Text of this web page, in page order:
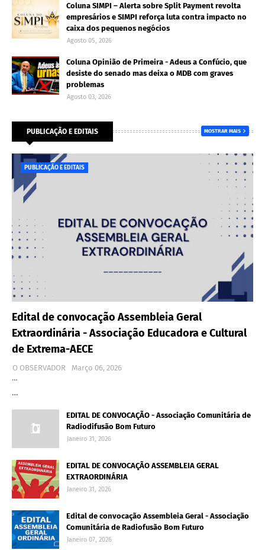
Coluna SIMPI – Alerta sobre Split Payment revolta
empresários e SIMPI reforça luta contra impacto no
caixa dos pequenos negócios
Agosto 05, 2026
Coluna Opinião de Primeira - Adeus a Confúcio, que
desiste do senado mas deixa o MDB com graves
problemas
Agosto 03, 2026
PUBLICAÇÃO E EDITAIS MOSTRAR MAIS
PUBLICAÇÃO E EDITAIS
Edital de convocação Assembleia Geral
Extraordinária - Associação Educadora e Cultural
de Extrema-AECE
O OBSERVADOR
Março 06, 2026
…
…
EDITAL DE CONVOCAÇÃO - Associação Comunitária de
Radiodifusão Bom Futuro
Janeiro 31, 2026
EDITAL DE CONVOCAÇÃO ASSEMBLEIA GERAL
EXTRAORDINÁRIA
Janeiro 31, 2026
Edital de convocação Assembleia Geral - Associação
Comunitária de Radiofusão Bom Futuro
Janeiro 07, 2026